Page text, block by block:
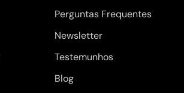
Perguntas Frequentes
Newsletter
Testemunhos
Blog